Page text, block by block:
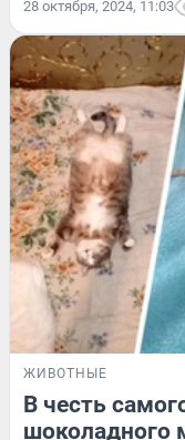
28 октября, 2024, 11:03
ЖИВОТНЫЕ
В честь
шоколадного